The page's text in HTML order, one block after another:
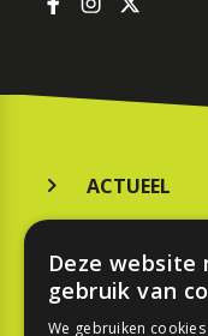
ACTUEEL
KOOPGIDS
TESTEN
Deze website
gebruik van
We gebruiken